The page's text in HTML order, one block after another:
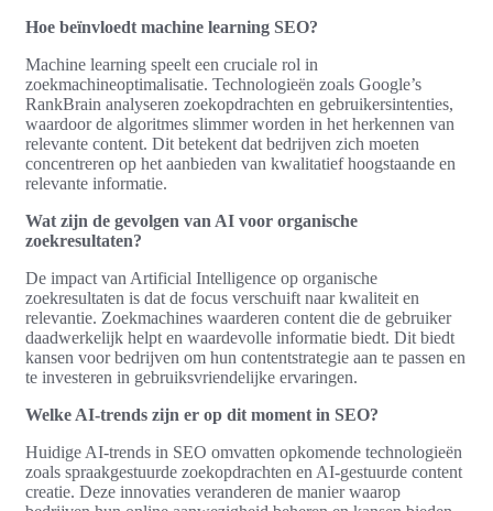
Hoe beïnvloedt machine learning SEO?
Machine learning speelt een cruciale rol in
zoekmachineoptimalisatie. Technologieën zoals Google’s
RankBrain analyseren zoekopdrachten en gebruikersintenties,
waardoor de algoritmes slimmer worden in het herkennen van
relevante content. Dit betekent dat bedrijven zich moeten
concentreren op het aanbieden van kwalitatief hoogstaande en
relevante informatie.
Wat zijn de gevolgen van AI voor organische
zoekresultaten?
De impact van Artificial Intelligence op organische
zoekresultaten is dat de focus verschuift naar kwaliteit en
relevantie. Zoekmachines waarderen content die de gebruiker
daadwerkelijk helpt en waardevolle informatie biedt. Dit biedt
kansen voor bedrijven om hun contentstrategie aan te passen en
te investeren in gebruiksvriendelijke ervaringen.
Welke AI-trends zijn er op dit moment in SEO?
Huidige AI-trends in SEO omvatten opkomende technologieën
zoals spraakgestuurde zoekopdrachten en AI-gestuurde content
creatie. Deze innovaties veranderen de manier waarop